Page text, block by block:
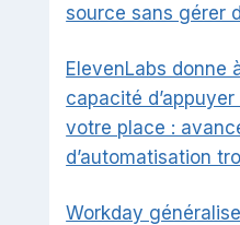
source sans gérer
ElevenLabs donne
capacité
votre place :
d’automatisation
Workday